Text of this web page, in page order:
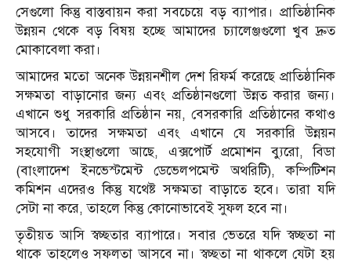
সেগুলো কিন্তু বাস্তবায়ন করা সবচেয়ে বড় ব্যাপার। প্রাতিষ্ঠানিক
উন্নয়ন থেকে বড় বিষয় হচ্ছে আমাদের চ্যালেঞ্জগুলো খুব দ্রুত
মোকাবেলা করা।
আমাদের মতো অনেক উন্নয়নশীল দেশ রিফর্ম করেছে প্রাতিষ্ঠানিক
সক্ষমতা বাড়ানোর জন্য এবং প্রতিষ্ঠানগুলো উন্নত করার জন্য।
এখানে শুধু সরকারি প্রতিষ্ঠান নয়, বেসরকারি প্রতিষ্ঠানের কথাও
আসবে। তাদের সক্ষমতা এবং এখানে যে সরকারি উন্নয়ন
সহযোগী সংস্থাগুলো আছে, এক্সপোর্ট প্রমোশন ব্যুরো, বিডা
(বাংলাদেশ ইনভেস্টমেন্ট ডেভেলপমেন্ট অথরিটি), কম্পিটিশন
কমিশন এদেরও কিন্তু যথেষ্ট সক্ষমতা বাড়াতে হবে। তারা যদি
সেটা না করে, তাহলে কিন্তু কোনোভাবেই সুফল হবে না।
তৃতীয়ত আসি স্বচ্ছতার ব্যাপারে। সবার ভেতরে যদি স্বচ্ছতা না
থাকে তাহলেও সফলতা আসবে না। স্বচ্ছতা না থাকলে যেটা হয়